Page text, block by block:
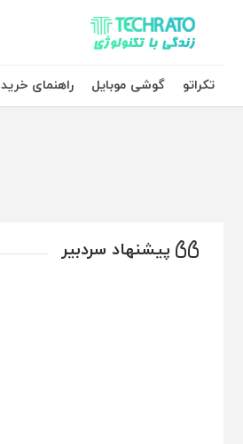
تکراتو – زندگی با تکنولوژی
تکراتو
گوشی موبایل راهنمای خرید
پیشنهاد سردبیر